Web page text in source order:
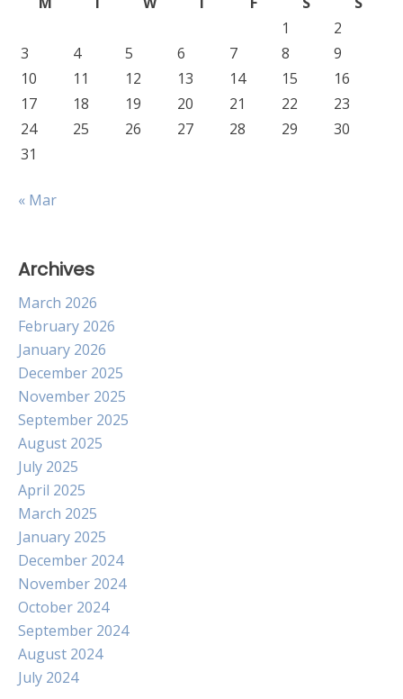
1
2
3
4 5 6 7 8
9
10
11 12 13 14 15
16
17
18 19 20 21 22
23
24
25 26 27 28 29
30
31
« Mar
Archives
March 2026
February 2026
January 2026
December 2025
November 2025
September 2025
August 2025
July 2025
April 2025
March 2025
January 2025
December 2024
November 2024
October 2024
September 2024
August 2024
July 2024